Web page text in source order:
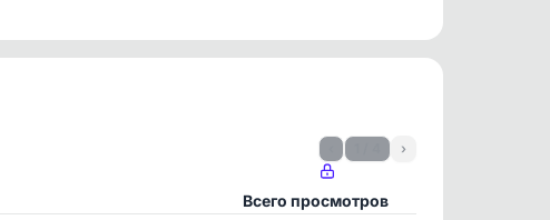
›
Всего просмотров